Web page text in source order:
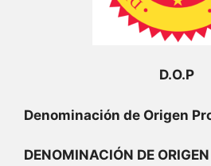
D.O.P
Denominación de Origen
DENOMINACIÓN DE